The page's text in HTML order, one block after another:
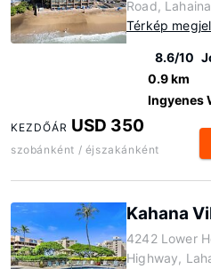
Road,
Térkép
8.6/10
0.9 km
Ingyenes
KEZDŐÁR USD 350
szobánként / éjszakánként
Kahana
4242 Lower
Highway,